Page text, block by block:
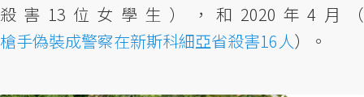
殺害13位女學生），和2020年4月（
槍手偽裝成警察在新斯科細亞省殺害16人）。